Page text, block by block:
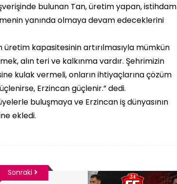
bulunan Tan, üretim yapan, istihdam
yanında olmaya devam edeceklerini
üretim kapasitesinin artırılmasıyla mümkün
alın teri ve kalkınma vardır. Şehrimizin
kulak vermeli, onların ihtiyaçlarına çözüm
Erzincan güçlenir.” dedi.
buluşmaya ve Erzincan iş dünyasının
ekledi.
Sonraki